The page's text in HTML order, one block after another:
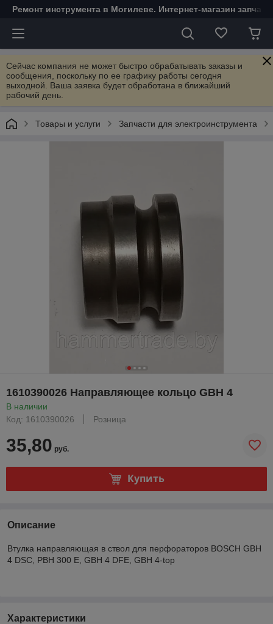
Ремонт инструмента в Могилеве. Интернет-магазин
Сейчас компания не может быстро обрабатывать заказы и
сообщения, поскольку по ее графику работы сегодня
выходной. Ваша заявка будет обработана в ближайший
рабочий день.
Товары и услуги Запчасти для электроинструмента
1610390026 Направляющее кольцо GBH 4
В наличии
Код: 1610390026
Розница
35,80 руб.
Купить
Описание
Втулка направляющая в ствол для перфораторов BOSCH GBH
4 DSC, PBH 300 E, GBH 4 DFE, GBH 4-top
Характеристики